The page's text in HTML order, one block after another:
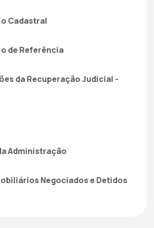
Cadastral
de Referência
da Recuperação Judicial -
Administração
Negociados e Detidos